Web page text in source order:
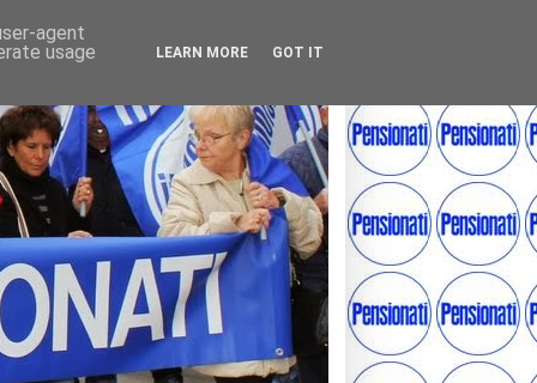
agent
usage
LEARN MORE GOT IT